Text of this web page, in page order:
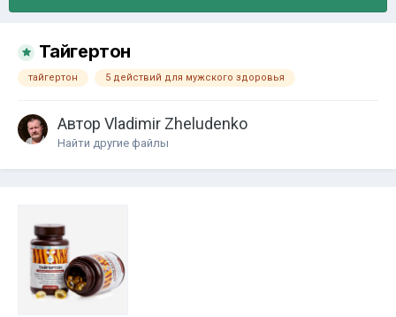
Тайгертон
тайгертон 5 действий для мужского здоровья
Автор Vladimir Zheludenko
Найти другие файлы